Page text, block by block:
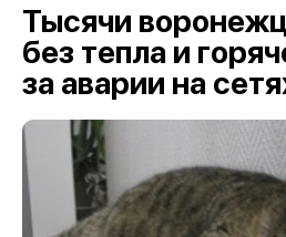
Тысячи
без тепла и
за аварии на